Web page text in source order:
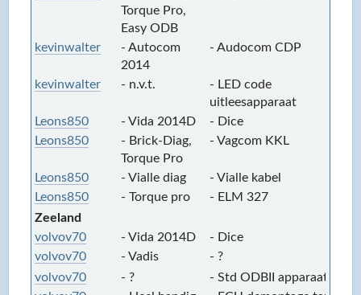
Torque Pro,
Easy ODB
kevinwalter
- Autocom
2014
- Audocom CDP
kevinwalter - n.v.t.
- LED code
uitleesapparaat
Leons850 - Vida 2014D - Dice
Leons850
- Brick-Diag,
Torque Pro
- Vagcom KKL
Leons850 - Vialle diag - Vialle kabel
Leons850
- Torque pro - ELM 327
Zeeland
volvov70
- Vida 2014D - Dice
volvov70
- Vadis - ?
volvov70
- ? - Std ODBII apparaat